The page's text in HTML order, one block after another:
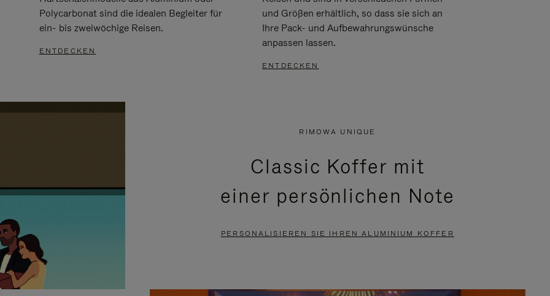
Polycarbonat sind die idealen Begleiter für
ein- bis zweiwöchige Reisen.
ENTDECKEN
und Größen erhältlich, so dass sie sich an
Ihre Pack- und Aufbewahrungswünsche
anpassen lassen.
ENTDECKEN
RIMOWA UNIQUE
Classic Koffer mit
einer persönlichen Note
PERSONALISIEREN SIE IHREN ALUMINIUM KOFFER